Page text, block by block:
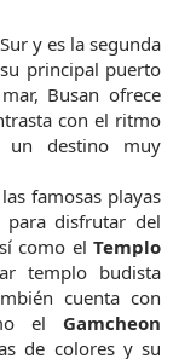
y es la segunda
principal puerto
Busan ofrece
con el ritmo
un destino muy
famosas playas
para disfrutar del
como el Templo
templo budista
cuenta con
el Gamcheon
de colores y su